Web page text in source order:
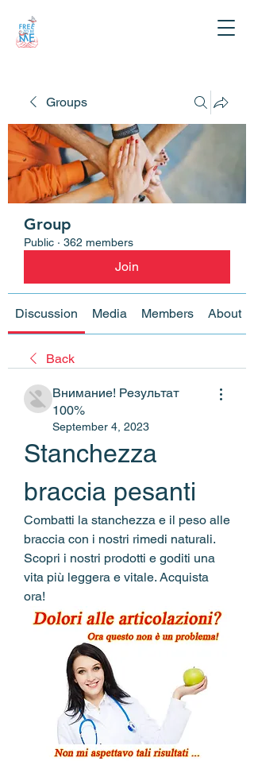
Groups
Group
Public · 362 members
Join
Discussion Media Members About
Back
Внимание! Результат
100%
September 4, 2023
Stanchezza
braccia pesanti
Combatti la stanchezza e il peso alle
braccia con i nostri rimedi naturali.
Scopri i nostri prodotti e goditi una
vita più leggera e vitale. Acquista
ora!